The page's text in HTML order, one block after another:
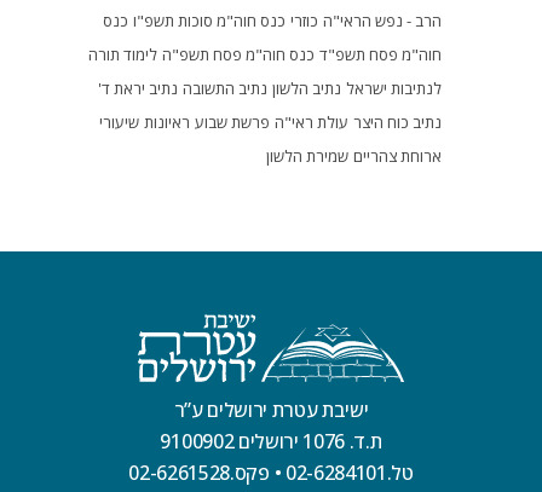
הרב - נפש הראי"ה כוזרי כנס חוה"מ סוכות תשפ"ו כנס
חוה"מ פסח תשפ"ד כנס חוה"מ פסח תשפ"ה לימוד תורה
לנתיבות ישראל נתיב הלשון נתיב התשובה נתיב יראת ד'
נתיב כוח היצר עולת ראי"ה פרשת שבוע ראיונות שיעורי
ארוחת צהריים שמירת הלשון
ישיבת עטרת ירושלים ע”ר
ת.ד. 1076 ירושלים 9100902
טל.02-6284101
• פקס.02-6261528